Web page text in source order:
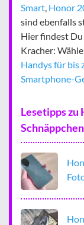
Smart, Honor
sind ebenfalls
Hier findest
Kracher:
Handys für bis
Smartphone-
Lesetipps zu
Schnäppchen